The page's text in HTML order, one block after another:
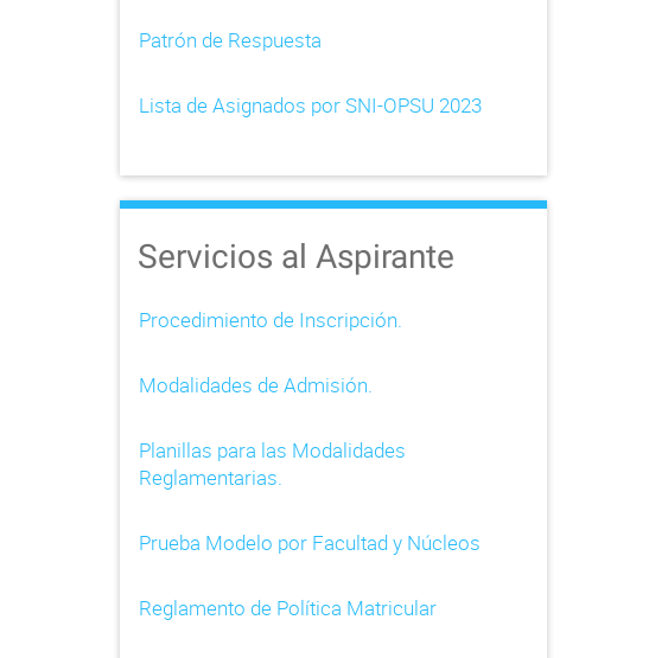
Patrón de Respuesta
Lista de Asignados por SNI-OPSU 2023
Servicios al Aspirante
Procedimiento de Inscripción.
Modalidades de Admisión.
Planillas para las Modalidades
Reglamentarias.
Prueba Modelo por Facultad y Núcleos
Reglamento de Política Matricular